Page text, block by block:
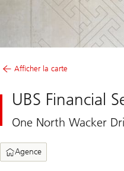
Afficher la carte
UBS Financial
One North Wacker
Agence